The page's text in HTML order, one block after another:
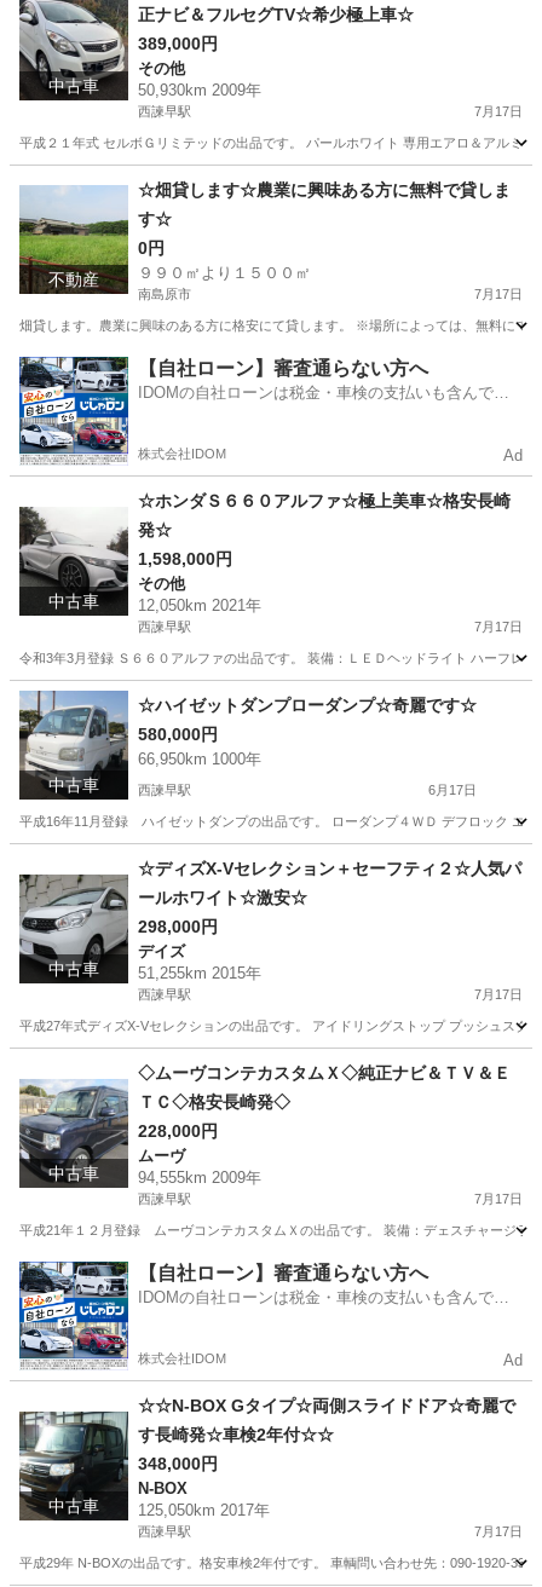
中古車
正ナビ＆フルセグTV☆希少極上車☆
389,000円
その他
50,930km 2009年
西諫早駅 7月17日
平成２１年式 セルボＧリミテッドの出品です。 パールホワイト 専用エアロ＆アルミ
西諫早駅 その他 セルボ
不動産
☆畑貸します☆農業に興味ある方に無料で貸しま
す☆
0円
９９０㎡より１５００㎡
南島原市 7月17日
畑貸します。農業に興味のある方に格安にて貸します。 ※場所によっては、無料にて
長崎 南島原市 土地販売/土地売買 格安
【自社ローン】審査通らない方へ
IDOMの自社ローンは税金・車検の支払いも含んでい
株式会社IDOM Ad
中古車
☆ホンダＳ６６０アルファ☆極上美車☆格安長崎
発☆
1,598,000円
その他
12,050km 2021年
西諫早駅 7月17日
令和3年3月登録 Ｓ６６０アルファの出品です。 装備：ＬＥＤヘッドライト ハーフレ
長崎 諫早市 西諫早駅 その他 S660
中古車
☆ハイゼットダンプローダンプ☆奇麗です☆
580,000円
66,950km 1000年
西諫早駅 6月17日
平成16年11月登録 ハイゼットダンプの出品です。 ローダンプ４ＷＤ デフロック エ
西諫早駅 ダイハツ ハイゼットダンプ
中古車
☆ディズX-Vセレクション＋セーフティ２☆人気パ
ールホワイト☆激安☆
298,000円
デイズ
51,255km 2015年
西諫早駅 7月17日
平成27年式ディズX-Vセレクションの出品です。 アイドリングストップ プッシュス
西諫早駅 デイズ ディズ
中古車
◇ムーヴコンテカスタムＸ◇純正ナビ＆ＴＶ＆Ｅ
ＴＣ◇格安長崎発◇
228,000円
ムーヴ
94,555km 2009年
西諫早駅 7月17日
平成21年１２月登録 ムーヴコンテカスタムＸの出品です。 装備：デェスチャージ
長崎 諫早市 西諫早駅 ムーヴ ムーヴコンテ
【自社ローン】審査通らない方へ
IDOMの自社ローンは税金・車検の支払いも含んでい
株式会社IDOM Ad
中古車
☆☆N-BOX Gタイプ☆両側スライドドア☆奇麗で
す長崎発☆車検2年付☆☆
348,000円
N-BOX
125,050km 2017年
西諫早駅 7月17日
平成29年 N-BOXの出品です。格安車検2年付です。 車輌問い合わせ先：090-1920-3333